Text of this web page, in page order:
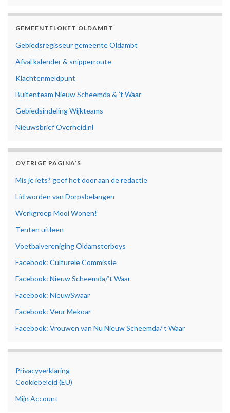
GEMEENTELOKET OLDAMBT
Gebiedsregisseur gemeente Oldambt
Afval kalender & snipperroute
Klachtenmeldpunt
Buitenteam Nieuw Scheemda & ’t Waar
Gebiedsindeling Wijkteams
Nieuwsbrief Overheid.nl
OVERIGE PAGINA’S
Mis je iets? geef het door aan de redactie
Lid worden van Dorpsbelangen
Werkgroep Mooi Wonen!
Tenten uitleen
Voetbalvereniging Oldamsterboys
Facebook: Culturele Commissie
Facebook: Nieuw Scheemda/’t Waar
Facebook: NieuwSwaar
Facebook: Veur Mekoar
Facebook: Vrouwen van Nu Nieuw Scheemda/’t Waar
Privacyverklaring
Cookiebeleid (EU)
Mijn Account